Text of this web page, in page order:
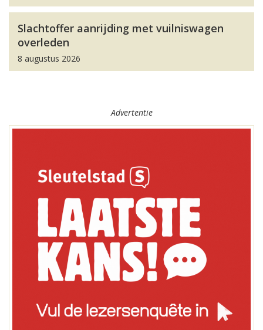
Slachtoffer aanrijding met vuilniswagen
overleden
8 augustus 2026
Advertentie